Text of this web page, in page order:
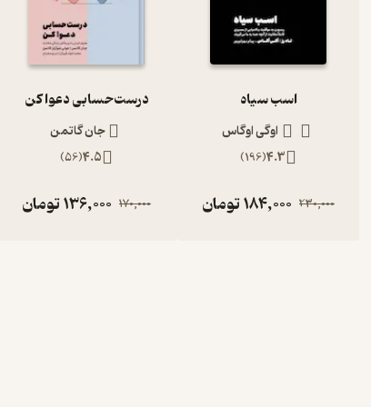
اسب سیاه
اوگی اوگاس
4.3
(
196
)
230,000
184,000تومان
درست‌حسابی دعوا کن
جان گاتمن
4.5
(
56
)
170,000
136,000تومان